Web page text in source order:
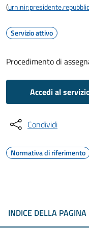
(
Servizio attivo
Procedimento di
Accedi al
Condividi
Normativa di riferimento
INDICE DELLA PAGINA